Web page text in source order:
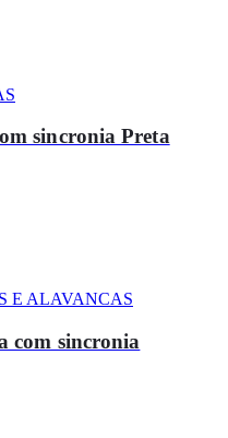
sincronia Preta
E ALAVANCAS
com sincronia